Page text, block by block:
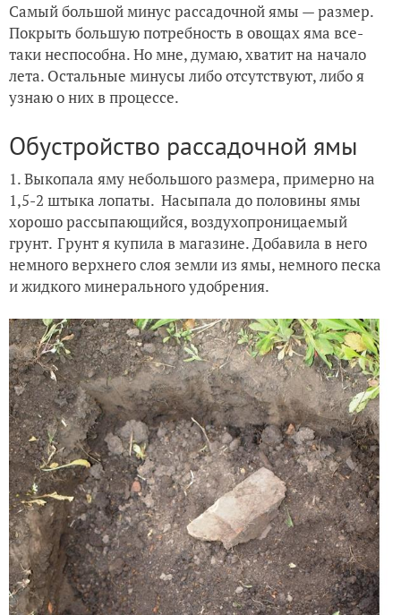
Самый большой минус рассадочной ямы — размер.
Покрыть большую потребность в овощах яма все-
таки неспособна. Но мне, думаю, хватит на начало
лета. Остальные минусы либо отсутствуют, либо я
узнаю о них в процессе.
Обустройство рассадочной ямы
1. Выкопала яму небольшого размера, примерно на
1,5-2 штыка лопаты. Насыпала до половины ямы
хорошо рассыпающийся, воздухопроницаемый
грунт. Грунт я купила в магазине. Добавила в него
немного верхнего слоя земли из ямы, немного песка
и жидкого минерального удобрения.